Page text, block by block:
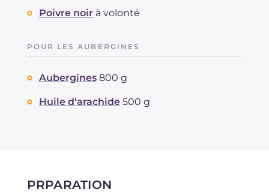
Poivre noir à volonté
POUR LES AUBERGINES
Aubergines 800 g
Huile d'arachide 500 g
PRPARATION